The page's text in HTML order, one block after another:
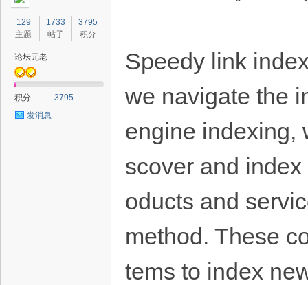
129
主题
1733
帖子
3795
积分
论坛元老
积分
3795
发消息
Speedy link
we navigate the
engine indexing,
scover and
oducts and
method. These
tems to index